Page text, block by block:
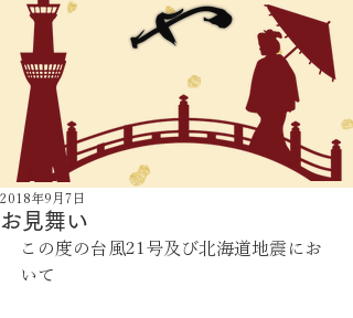
お見舞い
2018年9月7日
この度の台風21号及び北海道地震にお
いて